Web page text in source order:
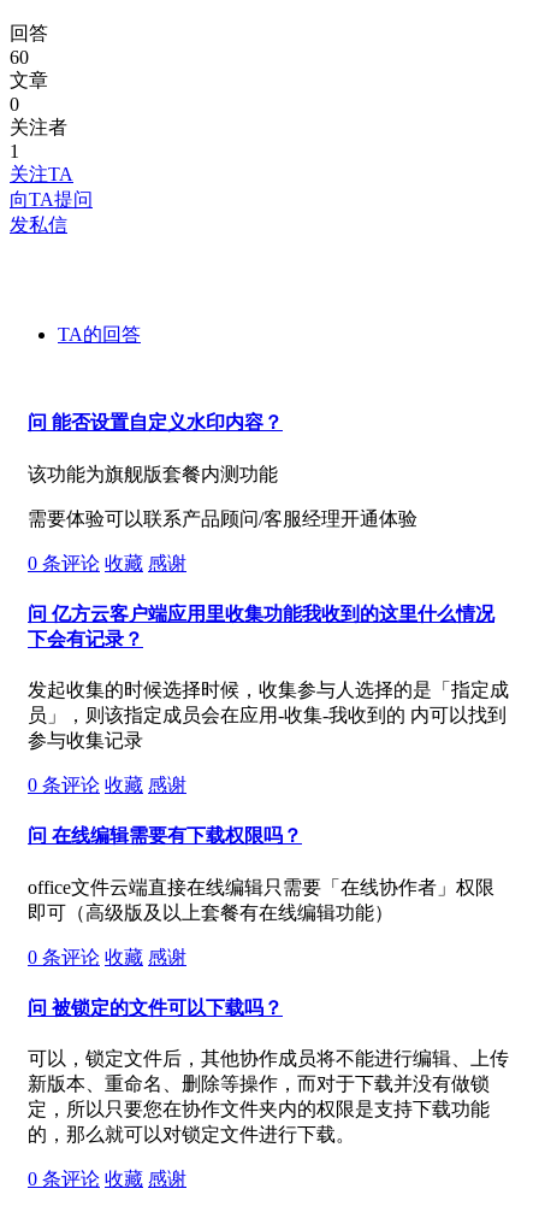
回答
60
文章
0
关注者
1
关注TA
向TA提问
发私信
TA的回答
问 能否设置自定义水印内容？
该功能为旗舰版套餐内测功能
需要体验可以联系产品顾问/客服经理开通体验
0 条评论 收藏 感谢
问 亿方云客户端应用里收集功能我收到的这里什么情况
下会有记录？
发起收集的时候选择时候，收集参与人选择的是「指定成
员」，则该指定成员会在应用-收集-我收到的 内可以找到
参与收集记录
0 条评论 收藏 感谢
问 在线编辑需要有下载权限吗？
office文件云端直接在线编辑只需要「在线协作者」权限
即可（高级版及以上套餐有在线编辑功能）
0 条评论 收藏 感谢
问 被锁定的文件可以下载吗？
可以，锁定文件后，其他协作成员将不能进行编辑、上传
新版本、重命名、删除等操作，而对于下载并没有做锁
定，所以只要您在协作文件夹内的权限是支持下载功能
的，那么就可以对锁定文件进行下载。
0 条评论 收藏 感谢